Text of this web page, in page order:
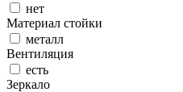
нет
Материал стойки
металл
Вентиляция
есть
Зеркало